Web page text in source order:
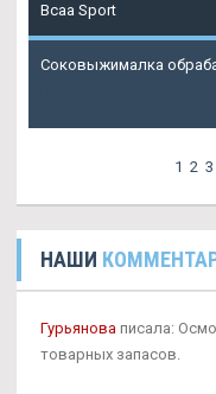
Bcaa Sport
Соковыжималка
1 2 3
НАШИ
Гурьянова писала:
товарных запасов.